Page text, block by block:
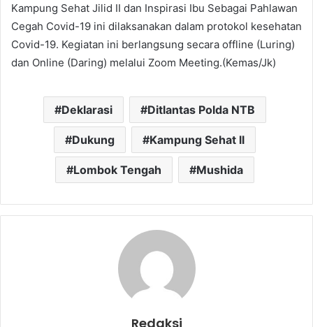
Kampung Sehat Jilid II dan Inspirasi Ibu Sebagai Pahlawan
Cegah Covid-19 ini dilaksanakan dalam protokol kesehatan
Covid-19. Kegiatan ini berlangsung secara offline (Luring)
dan Online (Daring) melalui Zoom Meeting.(Kemas/Jk)
Deklarasi Ditlantas Polda NTB
Dukung Kampung Sehat ll
Lombok Tengah Mushida
Redaksi